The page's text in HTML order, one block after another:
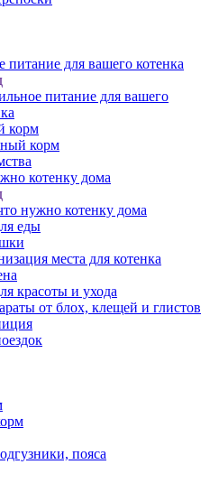
питание для вашего котенка
питание для вашего
корм
корм
котенку дома
нужно котенку дома
еды
места для котенка
красоты и ухода
от блох, клещей и глистов
пояса